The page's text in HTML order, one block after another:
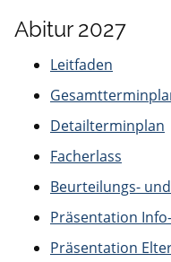
Abitur 2027
Leitfaden
Detailterminplan
Facherlass
Beurteilungs-
Präsentation
Präsentation